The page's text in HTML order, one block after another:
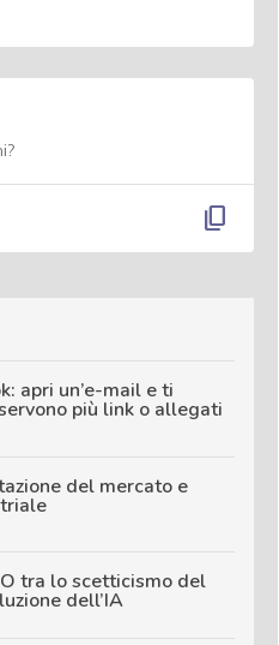
content_copy
apri un’e-mail e ti
più link o allegati
del mercato e
tra lo scetticismo del
dell’IA